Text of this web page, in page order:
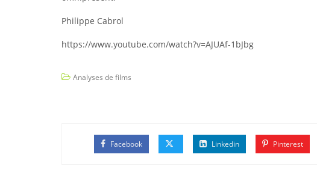
Philippe Cabrol
https://www.youtube.com/watch?v=AJUAf-1bJbg
Analyses de films
Facebook Linkedin Pinterest